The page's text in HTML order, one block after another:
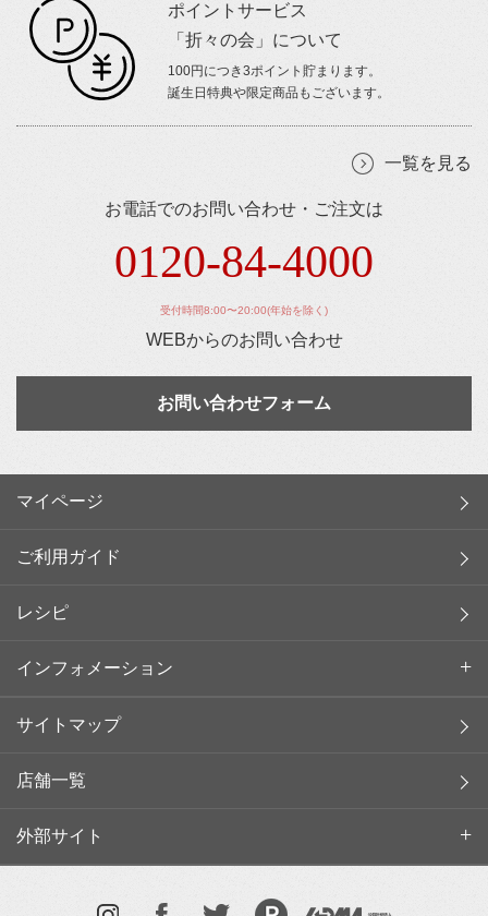
ポイントサービス
「折々の会」について
100円につき3ポイント貯まります。
誕生日特典や限定商品もございます。
一覧を見る
お電話でのお問い合わせ・ご注文は
0120-84-4000
受付時間8:00〜20:00(年始を除く)
WEBからのお問い合わせ
お問い合わせフォーム
マイページ
ご利用ガイド
レシピ
インフォメーション
サイトマップ
店舗一覧
外部サイト